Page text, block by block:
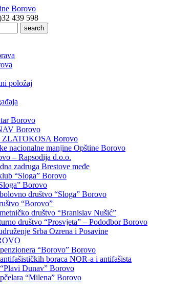
Borovo
439 598
položaj
Borovo
Borovo
ZLATOKOSA Borovo
nacionalne manjine Opštine Borovo
– Rapsodija d.o.o.
zadruga Brestove međe
“Sloga” Borovo
Borovo
društvo “Sloga” Borovo
“Borovo”
društvo “Branislav Nušić”
društvo “Prosvjeta” – Pododbor Borovo
Srba Ozrena i Posavine
“Borovo” Borovo
boraca NOR-a i antifašista
Dunav” Borovo
“Milena” Borovo